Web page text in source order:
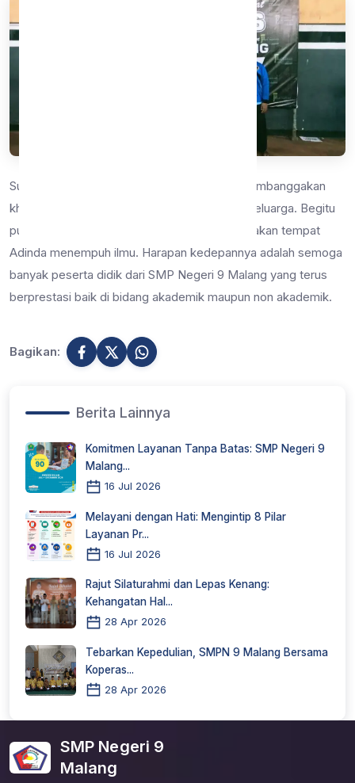
Sungguh merupakan prestasi yang sangat membanggakan
khususnya untuk Adinda Kirana Larasati dan keluarga. Begitu
pula pihak SMP Negeri 9 Malang yang merupakan tempat
Adinda menempuh ilmu. Harapan kedepannya adalah semoga
banyak peserta didik dari SMP Negeri 9 Malang yang terus
berprestasi baik di bidang akademik maupun non akademik.
Bagikan:
Berita Lainnya
Komitmen Layanan Tanpa Batas: SMP Negeri 9
Malang...
16 Jul 2026
Melayani dengan Hati: Mengintip 8 Pilar
Layanan Pr...
16 Jul 2026
Rajut Silaturahmi dan Lepas Kenang:
Kehangatan Hal...
28 Apr 2026
Tebarkan Kepedulian, SMPN 9 Malang Bersama
Koperas...
28 Apr 2026
SMP Negeri 9
Malang